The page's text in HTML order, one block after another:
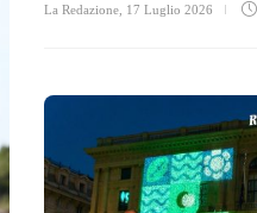
La Redazione 17 Luglio 2026